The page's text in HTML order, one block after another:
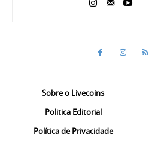
Sobre o Livecoins
Politica Editorial
Política de Privacidade